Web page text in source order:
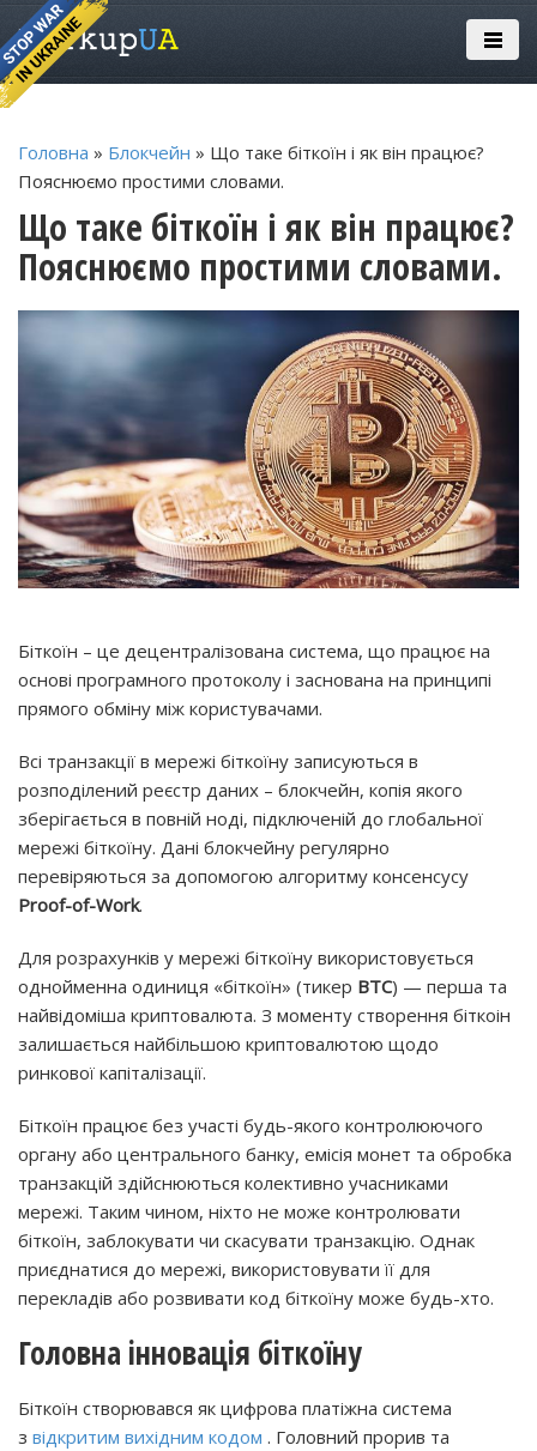
Головна » Блокчейн » Що таке біткоїн і як він працює?
Пояснюємо простими словами.
Що таке біткоїн і як він працює?
Пояснюємо простими словами.
Біткоїн – це децентралізована система, що працює на
основі програмного протоколу і заснована на принципі
прямого обміну між користувачами.
Всі транзакції в мережі біткоїну записуються в
розподілений реєстр даних – блокчейн, копія якого
зберігається в повній ноді, підключеній до глобальної
мережі біткоїну. Дані блокчейну регулярно
перевіряються за допомогою алгоритму консенсусу
Proof-of-Work.
Для розрахунків у мережі біткоїну використовується
однойменна одиниця «біткоїн» (тикер BTC) — перша та
найвідоміша криптовалюта. З моменту створення біткоін
залишається найбільшою криптовалютою щодо
ринкової капіталізації.
Біткоїн працює без участі будь-якого контролюючого
органу або центрального банку, емісія монет та обробка
транзакцій здійснюються колективно учасниками
мережі. Таким чином, ніхто не може контролювати
біткоїн, заблокувати чи скасувати транзакцію. Однак
приєднатися до мережі, використовувати її для
перекладів або розвивати код біткоїну може будь-хто.
Головна інновація біткоїну
Біткоїн створювався як цифрова платіжна система
з відкритим вихідним кодом . Головний прорив та